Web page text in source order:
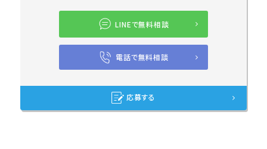
LINEで無料相談
電話で無料相談
応募する